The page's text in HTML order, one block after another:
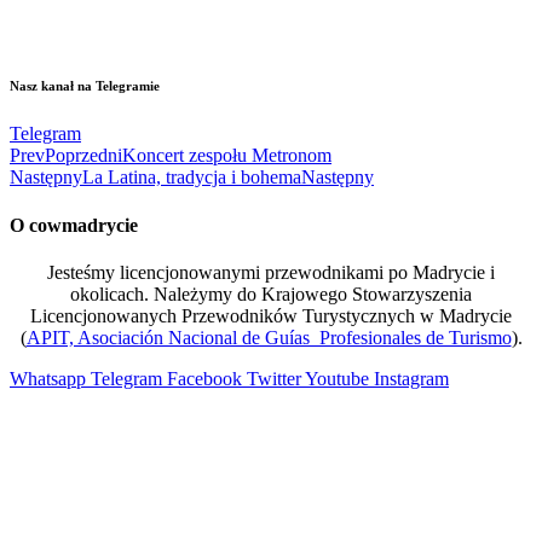
Nasz kanał na Telegramie
Telegram
PrevPoprzedniKoncert zespołu Metronom
NastępnyLa Latina, tradycja i bohemaNastępny
O cowmadrycie
Jesteśmy licencjonowanymi przewodnikami po Madrycie i
okolicach. Należymy do Krajowego Stowarzyszenia
Licencjonowanych Przewodników Turystycznych w Madrycie
(APIT, Asociación Nacional de Guías Profesionales de Turismo).
Whatsapp Telegram Facebook TwitterYoutube Instagram